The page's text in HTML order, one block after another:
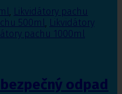
, Likvidátory pachu
500ml, Likvidátory
pachu 1000ml
odpad